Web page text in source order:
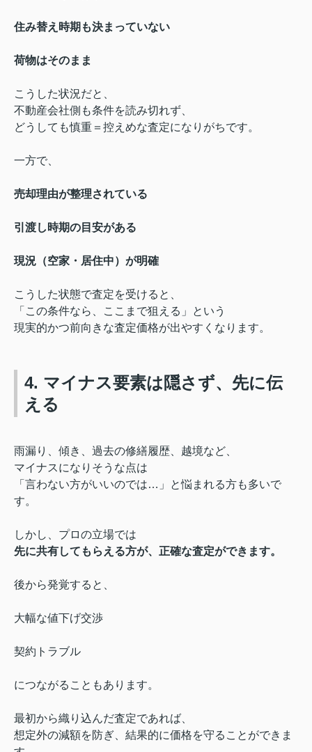
住み替え時期も決まっていない
荷物はそのまま
こうした状況だと、
不動産会社側も条件を読み切れず、
どうしても慎重＝控えめな査定になりがちです。
一方で、
売却理由が整理されている
引渡し時期の目安がある
現況（空家・居住中）が明確
こうした状態で査定を受けると、
「この条件なら、ここまで狙える」という
現実的かつ前向きな査定価格が出やすくなります。
4. マイナス要素は隠さず、先に伝
える
雨漏り、傾き、過去の修繕履歴、越境など、
マイナスになりそうな点は
「言わない方がいいのでは…」と悩まれる方も多いで
す。
しかし、プロの立場では
先に共有してもらえる方が、正確な査定ができます。
後から発覚すると、
大幅な値下げ交渉
契約トラブル
につながることもあります。
最初から織り込んだ査定であれば、
想定外の減額を防ぎ、結果的に価格を守ることができま